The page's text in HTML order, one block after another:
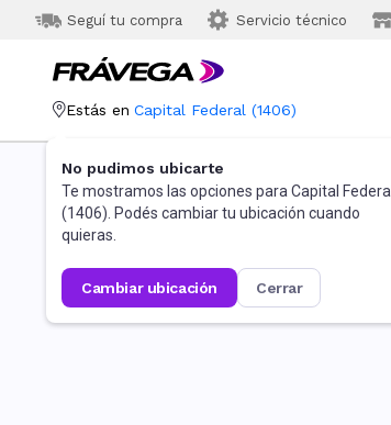
Seguí tu compra Servicio técnico
Estás en Capital Federal (1406)
No pudimos ubicarte
Te mostramos las opciones para Capital Federal
(1406). Podés cambiar tu ubicación cuando
quieras.
cambiar ubicación cerrar